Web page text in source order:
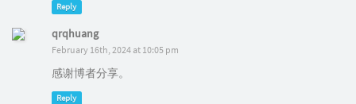
Reply
qrqhuang
February 16th, 2024 at 10:05 pm
感谢博者分享。
Reply